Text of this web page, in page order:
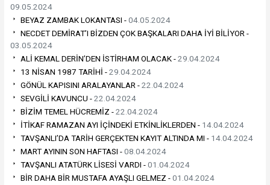
09.05.2024
BEYAZ ZAMBAK LOKANTASI -04.05.2024
NECDET DEMİRAT’I BİZDEN ÇOK BAŞKALARI DAHA İYİ BİLİYOR -
03.05.2024
ALİ KEMAL DERİN’DEN İSTİRHAM OLACAK -29.04.2024
13 NİSAN 1987 TARİHİ -29.04.2024
GÖNÜL KAPISINI ARALAYANLAR -22.04.2024
SEVGİLİ KAVUNCU -22.04.2024
BİZİM TEMEL HÜCREMİZ -22.04.2024
İTİKAF RAMAZAN AYI İÇİNDEKİ ETKİNLİKLERDEN - 14.04.2024
TAVŞANLI’DA TARİH GERÇEKTEN KAYIT ALTINDA MI - 14.04.2024
MART AYININ SON HAFTASI -08.04.2024
TAVŞANLI ATATÜRK LİSESİ VARDI -01.04.2024
BİR DAHA BİR MUSTAFA AYAŞLI GELMEZ -01.04.2024